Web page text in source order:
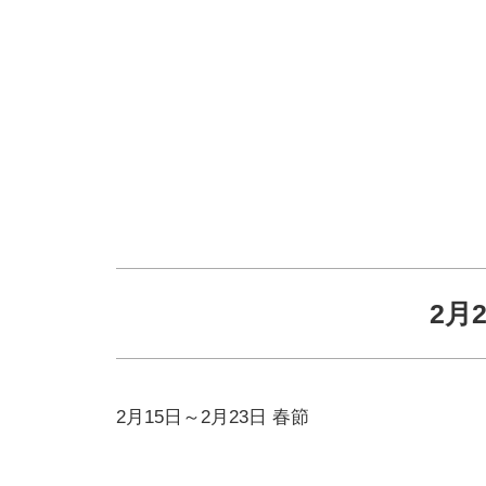
2月
2月15日～2月23日 春節